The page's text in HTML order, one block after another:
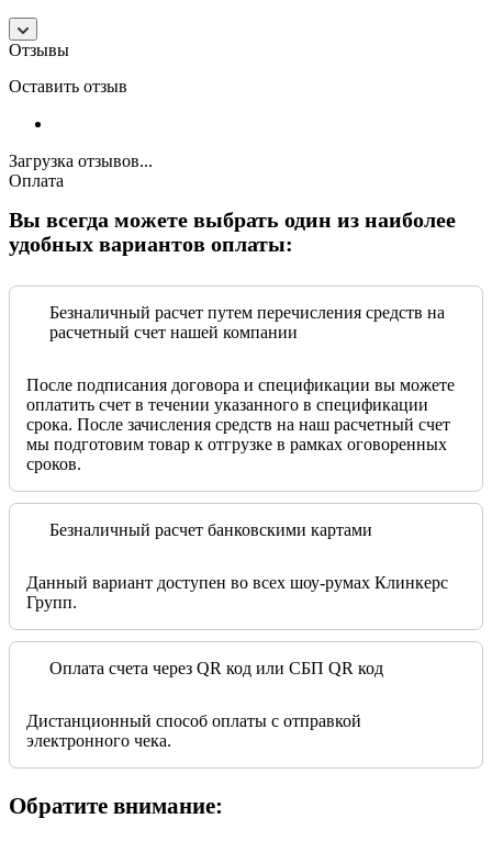
Отзывы
Оставить отзыв
Загрузка отзывов...
Оплата
Вы всегда можете выбрать один из наиболее
удобных вариантов оплаты:
Безналичный расчет путем перечисления средств на
расчетный счет нашей компании
После подписания договора и спецификации вы можете
оплатить счет в течении указанного в спецификации
срока. После зачисления средств на наш расчетный счет
мы подготовим товар к отгрузке в рамках оговоренных
сроков.
Безналичный расчет банковскими картами
Данный вариант доступен во всех шоу-румах Клинкерс
Групп.
Оплата счета через QR код или СБП QR код
Дистанционный способ оплаты с отправкой
электронного чека.
Обратите внимание: